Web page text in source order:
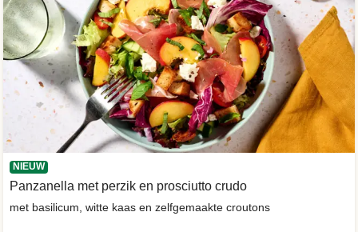
NIEUW
Panzanella met perzik en prosciutto crudo
met basilicum, witte kaas en zelfgemaakte croutons